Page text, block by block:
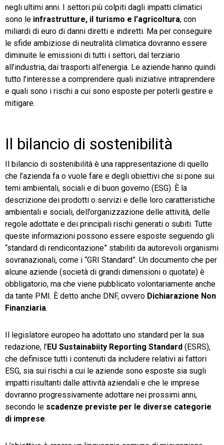
negli ultimi anni. I settori più colpiti dagli impatti climatici
sono le infrastrutture, il turismo e l’agricoltura, con
miliardi di euro di danni diretti e indiretti. Ma per conseguire
le sfide ambiziose di neutralità climatica dovranno essere
diminuite le emissioni di tutti i settori, dal terziario
all’industria, dai trasporti all’energia. Le aziende hanno quindi
tutto l’interesse a comprendere quali iniziative intraprendere
e quali sono i rischi a cui sono esposte per poterli gestire e
mitigare.
Il bilancio di sostenibilità
Il bilancio di sostenibilità è una rappresentazione di quello
che l’azienda fa o vuole fare e degli obiettivi che si pone sui
temi ambientali, sociali e di buon governo (ESG). È la
descrizione dei prodotti o servizi e delle loro caratteristiche
ambientali e sociali, dell’organizzazione delle attività, delle
regole adottate e dei principali rischi generati o subiti. Tutte
queste informazioni possono essere esposte seguendo gli
“standard di rendicontazione” stabiliti da autorevoli organismi
sovranazionali, come i “GRI Standard”. Un documento che per
alcune aziende (società di grandi dimensioni o quotate) è
obbligatorio, ma che viene pubblicato volontariamente anche
da tante PMI. È detto anche DNF, ovvero Dichiarazione Non
Finanziaria.
Il legislatore europeo ha adottato uno standard per la sua
redazione, l’EU Sustainabiity Reporting Standard (ESRS),
che definisce tutti i contenuti da includere relativi ai fattori
ESG, sia sui rischi a cui le aziende sono esposte sia sugli
impatti risultanti dalle attività aziendali e che le imprese
dovranno progressivamente adottare nei prossimi anni,
secondo le scadenze previste per le diverse categorie
di imprese.